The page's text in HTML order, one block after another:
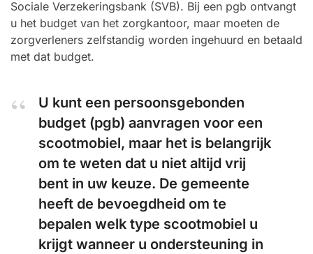
Sociale Verzekeringsbank (SVB). Bij een pgb ontvangt
u het budget van het zorgkantoor, maar moeten de
zorgverleners zelfstandig worden ingehuurd en betaald
met dat budget.
U kunt een persoonsgebonden
budget (pgb) aanvragen voor een
scootmobiel, maar het is belangrijk
om te weten dat u niet altijd vrij
bent in uw keuze. De gemeente
heeft de bevoegdheid om te
bepalen welk type scootmobiel u
krijgt wanneer u ondersteuning in